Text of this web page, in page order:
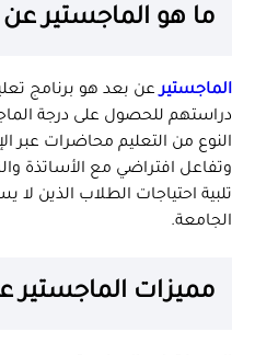
ما هو الماجستير
الماجستير عن بعد هو برنامج
دراستهم للحصول على درجة
النوع من التعليم محاضرات عبر
وتفاعل افتراضي مع الأساتذة
تلبية احتياجات الطلاب الذين لا
الجامعة.
مميزات الماجستير